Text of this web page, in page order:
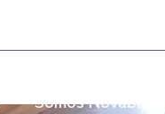
Somos Novabienes